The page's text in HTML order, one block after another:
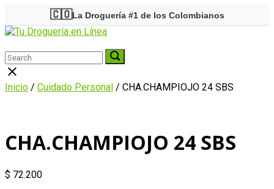
content
🇨🇴La Droguería #1 de los Colombianos
Home
Menu
Search
for:
Search
for:
Search
Close
search
bar
Inicio / Cuidado Personal / CHA.CHAMPIOJO 24 SBS
CHA.CHAMPIOJO 24 SBS
$ 72.200